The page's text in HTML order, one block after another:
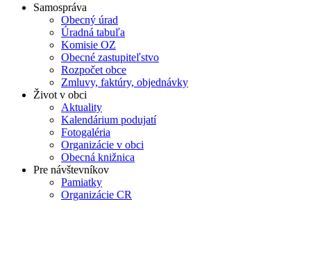
Samospráva
Obecný úrad
Úradná tabuľa
Komisie OZ
Obecné zastupiteľstvo
Rozpočet obce
Zmluvy, faktúry, objednávky
Život v obci
Aktuality
Kalendárium podujatí
Fotogaléria
Organizácie v obci
Obecná knižnica
Pre návštevníkov
Pamiatky
Organizácie CR